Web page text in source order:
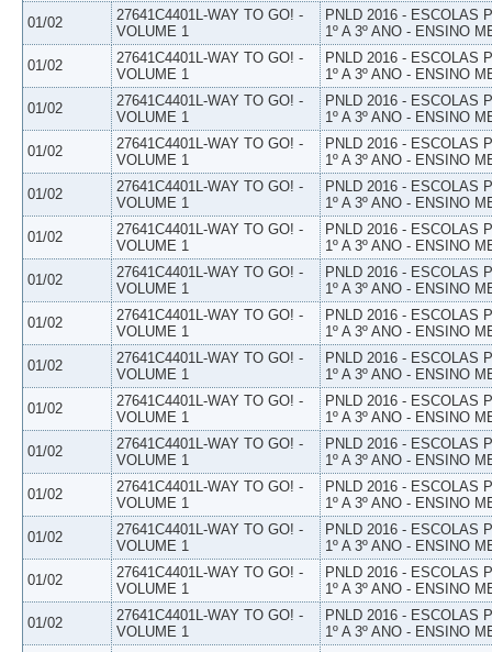
01/02
27641C4401L-WAY TO GO! -
VOLUME 1
PNLD 2016 - ESCOLAS
1º A 3º ANO - ENSINO
01/02
27641C4401L-WAY TO GO! -
VOLUME 1
PNLD 2016 - ESCOLAS
1º A 3º ANO - ENSINO
01/02
27641C4401L-WAY TO GO! -
VOLUME 1
PNLD 2016 - ESCOLAS
1º A 3º ANO - ENSINO
01/02
27641C4401L-WAY TO GO! -
VOLUME 1
PNLD 2016 - ESCOLAS
1º A 3º ANO - ENSINO
01/02
27641C4401L-WAY TO GO! -
VOLUME 1
PNLD 2016 - ESCOLAS
1º A 3º ANO - ENSINO
01/02
27641C4401L-WAY TO GO! -
VOLUME 1
PNLD 2016 - ESCOLAS
1º A 3º ANO - ENSINO
01/02
27641C4401L-WAY TO GO! -
VOLUME 1
PNLD 2016 - ESCOLAS
1º A 3º ANO - ENSINO
01/02
27641C4401L-WAY TO GO! -
VOLUME 1
PNLD 2016 - ESCOLAS
1º A 3º ANO - ENSINO
01/02
27641C4401L-WAY TO GO! -
VOLUME 1
PNLD 2016 - ESCOLAS
1º A 3º ANO - ENSINO
01/02
27641C4401L-WAY TO GO! -
VOLUME 1
PNLD 2016 - ESCOLAS
1º A 3º ANO - ENSINO
01/02
27641C4401L-WAY TO GO! -
VOLUME 1
PNLD 2016 - ESCOLAS
1º A 3º ANO - ENSINO
01/02
27641C4401L-WAY TO GO! -
VOLUME 1
PNLD 2016 - ESCOLAS
1º A 3º ANO - ENSINO
01/02
27641C4401L-WAY TO GO! -
VOLUME 1
PNLD 2016 - ESCOLAS
1º A 3º ANO - ENSINO
01/02
27641C4401L-WAY TO GO! -
VOLUME 1
PNLD 2016 - ESCOLAS
1º A 3º ANO - ENSINO
01/02
27641C4401L-WAY TO GO! -
VOLUME 1
PNLD 2016 - ESCOLAS
1º A 3º ANO - ENSINO